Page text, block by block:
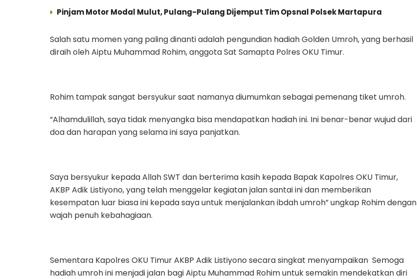
Pinjam Motor Modal Mulut, Pulang-Pulang Dijemput Tim Opsnal Polsek Martapura
Salah satu momen yang paling dinanti adalah pengundian hadiah Golden Umroh, yang berhasil
diraih oleh Aiptu Muhammad Rohim, anggota Sat Samapta Polres OKU Timur.
Rohim tampak sangat bersyukur saat namanya diumumkan sebagai pemenang tiket umroh.
“Alhamdulillah, saya tidak menyangka bisa mendapatkan hadiah ini. Ini benar-benar wujud dari
doa dan harapan yang selama ini saya panjatkan.
Saya bersyukur kepada Allah SWT dan berterima kasih kepada Bapak Kapolres OKU Timur,
AKBP Adik Listiyono, yang telah menggelar kegiatan jalan santai ini dan memberikan
kesempatan luar biasa ini kepada saya untuk menjalankan ibdah umroh” ungkap Rohim dengan
wajah penuh kebahagiaan.
Sementara Kapolres OKU Timur AKBP Adik Listiyono secara singkat menyampaikan Semoga
hadiah umroh ini menjadi jalan bagi Aiptu Muhammad Rohim untuk semakin mendekatkan diri